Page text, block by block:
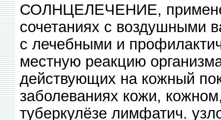
СОЛНЦЕЛЕЧЕНИЕ,
сочетаниях с воздушными
с лечебными и
местную реакцию
действующих на кожный
заболеваниях кожи,
туберкулёзе лимфатич.